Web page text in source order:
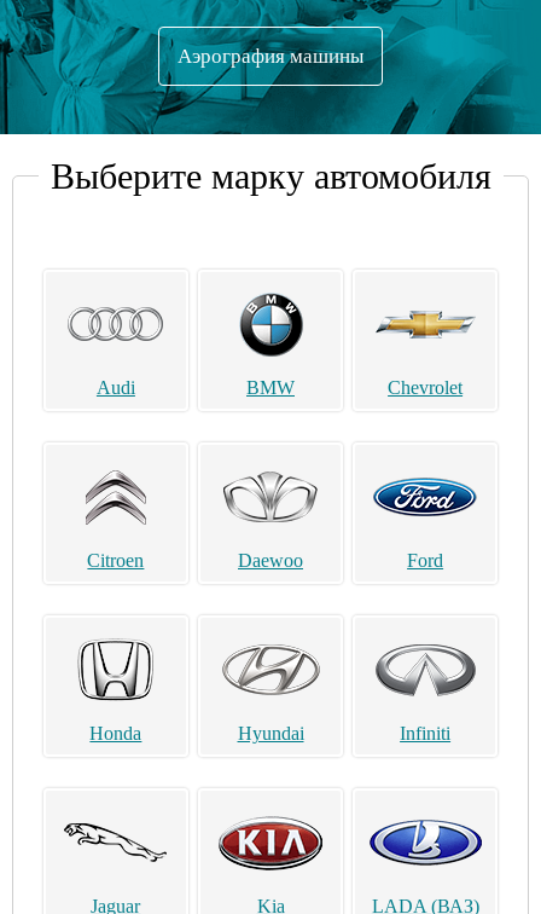
Аэрография машины
Выберите марку автомобиля
Audi BMW Chevrolet
Citroen Daewoo Ford
Honda Hyundai Infiniti
Jaguar Kia LADA (ВАЗ)